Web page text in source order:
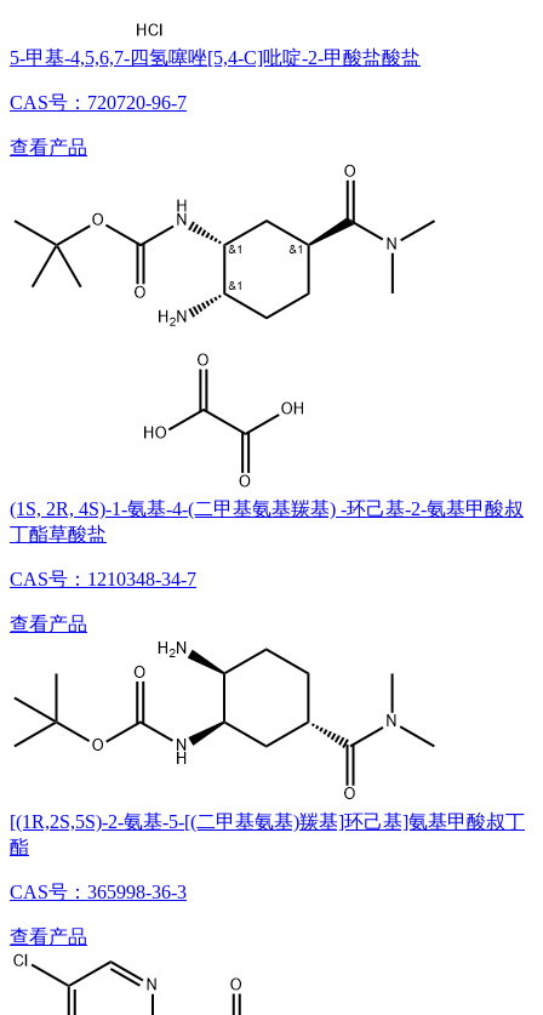
5-甲基-4,5,6,7-四氢噻唑[5,4-C]吡啶-2-甲酸盐酸盐
CAS号：720720-96-7
查看产品
(1S, 2R, 4S)-1-氨基-4-(二甲基氨基羰基) -环己基-2-氨基甲酸叔
丁酯草酸盐
CAS号：1210348-34-7
查看产品
[(1R,2S,5S)-2-氨基-5-[(二甲基氨基)羰基]环己基]氨基甲酸叔丁
酯
CAS号：365998-36-3
查看产品